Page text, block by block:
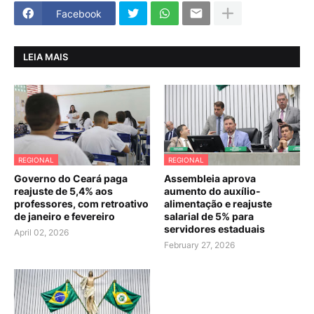
Facebook
LEIA MAIS
REGIONAL
Governo do Ceará paga
reajuste de 5,4% aos
professores, com retroativo
de janeiro e fevereiro
April 02, 2026
REGIONAL
Assembleia aprova
aumento do auxílio-
alimentação e reajuste
salarial de 5% para
servidores estaduais
February 27, 2026